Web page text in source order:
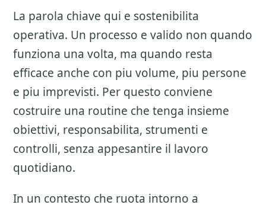
La parola chiave qui e sostenibilita
operativa. Un processo e valido non quando
funziona una volta, ma quando resta
efficace anche con piu volume, piu persone
e piu imprevisti. Per questo conviene
costruire una routine che tenga insieme
obiettivi, responsabilita, strumenti e
controlli, senza appesantire il lavoro
quotidiano.
In un contesto che ruota intorno a